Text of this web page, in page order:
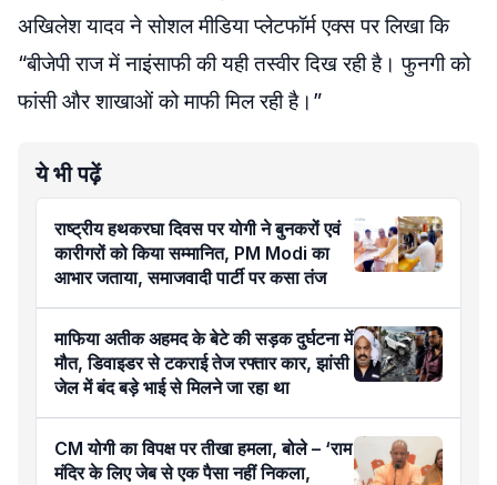
अखिलेश यादव ने सोशल मीडिया प्लेटफॉर्म एक्स पर लिखा कि
“बीजेपी राज में नाइंसाफी की यही तस्वीर दिख रही है। फुनगी को
फांसी और शाखाओं को माफी मिल रही है।”
ये भी पढ़ें
राष्ट्रीय हथकरघा दिवस पर योगी ने बुनकरों एवं
कारीगरों को किया सम्मानित, PM Modi का
आभार जताया, समाजवादी पार्टी पर कसा तंज
माफिया अतीक अहमद के बेटे की सड़क दुर्घटना में
मौत, डिवाइडर से टकराई तेज रफ्तार कार, झांसी
जेल में बंद बड़े भाई से मिलने जा रहा था
CM योगी का विपक्ष पर तीखा हमला, बोले – ‘राम
मंदिर के लिए जेब से एक पैसा नहीं निकला,